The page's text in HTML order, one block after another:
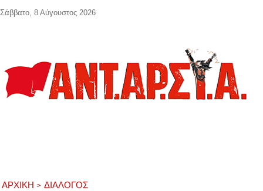
ΑΡΧΙΚΉ ΔΙΑΛΟΓΟΣ
Σάββατο, 8 Αύγουστος 2026